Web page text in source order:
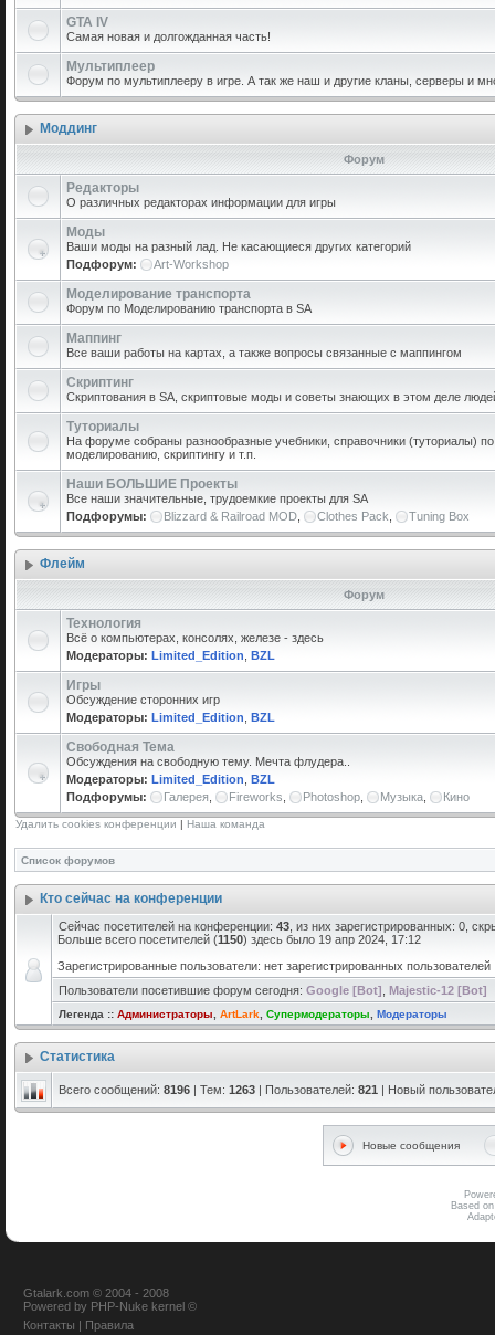
GTA IV
Самая новая и долгожданная часть!
Мультиплеер
Форум по мультиплееру в игре. А так же наш и другие кланы, серверы и
Моддинг
Форум
Редакторы
О различных редакторах информации для игры
Моды
Ваши моды на разный лад. Не касающиеся других категорий
Подфорум:
Art-Workshop
Моделирование транспорта
Форум по Моделированию транспорта в SA
Маппинг
Все ваши работы на картах, а также вопросы связанные с маппингом
Скриптинг
Скриптования в SA, скриптовые моды и советы знающих в этом деле
Туториалы
На форуме собраны разнообразные учебники, справочники (туториалы)
моделированию, скриптингу и т.п.
Наши БОЛЬШИЕ Проекты
Все наши значительные, трудоемкие проекты для SA
Подфорумы:
Blizzard & Railroad MOD Clothes Pack Tuning Box
Флейм
Форум
Технология
Всё о компьютерах, консолях, железе - здесь
Модераторы: Limited_Edition BZL
Игры
Обсуждение сторонних игр
Модераторы: Limited_Edition BZL
Свободная Тема
Обсуждения на свободную тему. Мечта флудера..
Модераторы: Limited_Edition BZL
Подфорумы:
Галерея Fireworks Photoshop Музыка Кино
Удалить cookies конференции | Наша команда
Список форумов
Кто сейчас на конференции
Сейчас посетителей на конференции: 43 , из них зарегистрированных: 0,
Больше всего посетителей (1150) здесь было 19 апр 2024, 17:12
Зарегистрированные пользователи: нет зарегистрированных пользователей
Пользователи посетившие форум сегодня: Google [Bot] Majestic-12 [Bot]
Легенда :: Администраторы ArtLark Супермодераторы Модераторы
Статистика
Всего сообщений: 8196 | Тем: 1263 | Пользователей: 821 | Новый
Новые сообщения
Based
Gtalark.com © 2004 - 2008
Powered by PHP-Nuke kernel ©
Контакты | Правила